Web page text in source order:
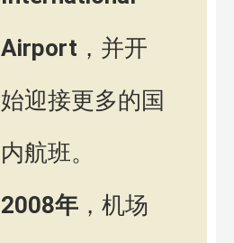
Airport ，并开
始迎接更多的国
内航班。
2008年 ，机场